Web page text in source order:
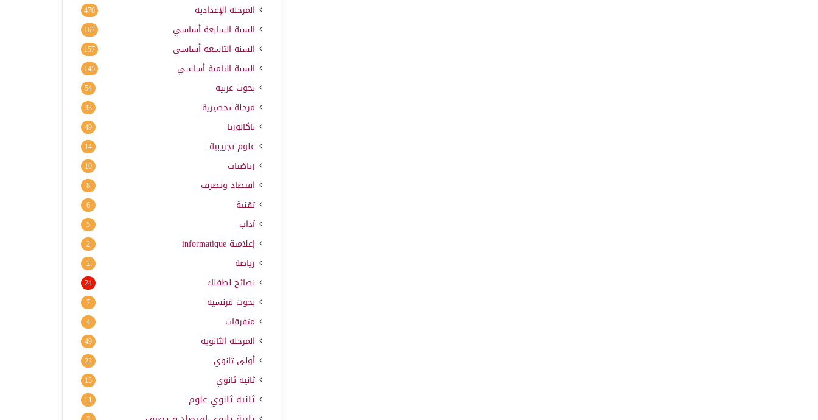
المرحلة الإعدادية 470
السنة السابعة أساسي 167
السنة التاسعة أساسي 157
السنة الثامنة أساسي 145
بحوث عربية 54
مرحلة تحضيرية 33
باكالوريا 49
علوم تجريبية 14
رياضيات 10
اقتصاد وتصرف 8
تقنية 6
آداب 5
إعلامية informatique
2
رياضة 2
نصائح لطفلك 24
بحوث فرنسية 7
متفرقات 4
المرحلة الثانوية 49
أولى ثانوي 22
ثانية ثانوي 13
ثانية ثانوي علوم 11